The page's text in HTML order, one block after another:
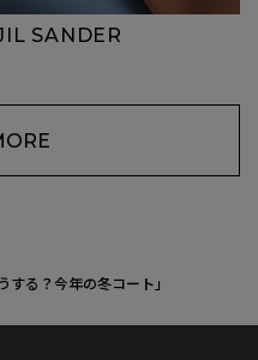
SANDER
する？今年の冬コート」